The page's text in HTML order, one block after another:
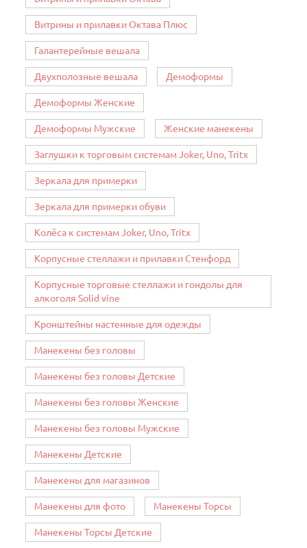
Витрины и прилавки Октава Плюс
Галантерейные вешала
Двухполозные вешала Демоформы
Демоформы Женские
Демоформы Мужские Женские манекены
Заглушки к торговым системам Joker, Uno, Tritx
Зеркала для примерки
Зеркала для примерки обуви
Колёса к системам Joker, Uno, Tritx
Корпусные стеллажи и прилавки Стенфорд
Корпусные торговые стеллажи и гондолы для
алкоголя Solid vine
Кронштейны настенные для одежды
Манекены без головы
Манекены без головы Детские
Манекены без головы Женские
Манекены без головы Мужские
Манекены Детские
Манекены для магазинов
Манекены для фото Манекены Торсы
Манекены Торсы Детские